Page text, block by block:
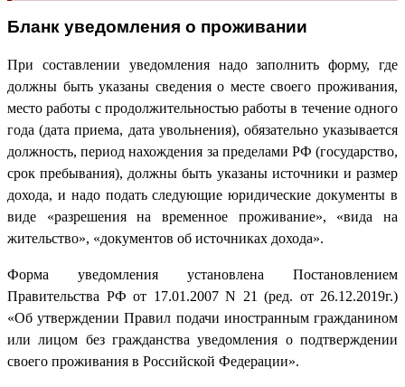
Бланк уведомления о проживании
При составлении уведомления надо заполнить форму, где
должны быть указаны сведения о месте своего проживания,
место работы с продолжительностью работы в течение одного
года (дата приема, дата увольнения), обязательно указывается
должность, период нахождения за пределами РФ (государство,
срок пребывания), должны быть указаны источники и размер
дохода, и надо подать следующие юридические документы в
виде «разрешения на временное проживание», «вида на
жительство», «документов об источниках дохода».
Форма уведомления установлена Постановлением
Правительства РФ от 17.01.2007 N 21 (ред. от 26.12.2019г.)
«Об утверждении Правил подачи иностранным гражданином
или лицом без гражданства уведомления о подтверждении
своего проживания в Российской Федерации».